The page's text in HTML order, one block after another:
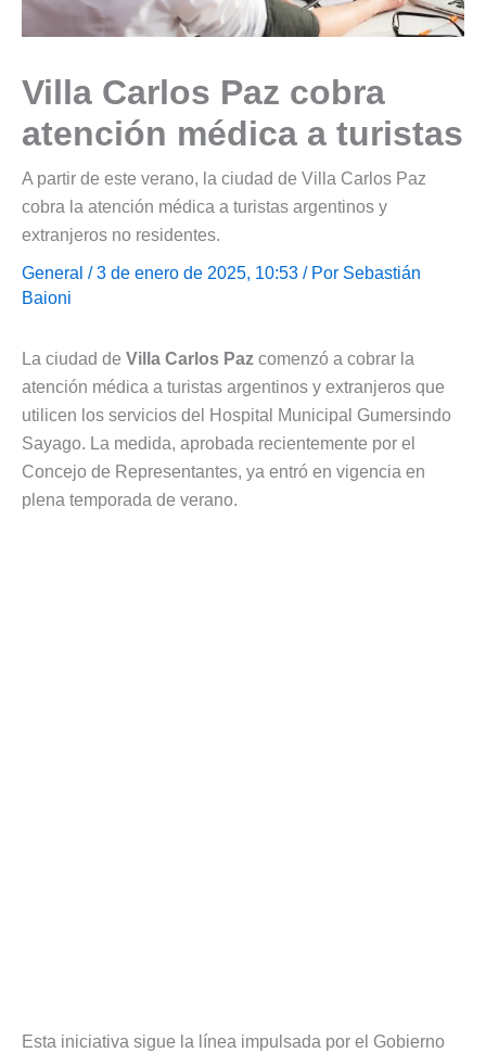
Villa Carlos Paz cobra
atención médica a turistas
A partir de este verano, la ciudad de Villa Carlos Paz
cobra la atención médica a turistas argentinos y
extranjeros no residentes.
General / 3 de enero de 2025, 10:53 / Por Sebastián
Baioni
La ciudad de Villa Carlos Paz comenzó a cobrar la
atención médica a turistas argentinos y extranjeros que
utilicen los servicios del Hospital Municipal Gumersindo
Sayago. La medida, aprobada recientemente por el
Concejo de Representantes, ya entró en vigencia en
plena temporada de verano.
Esta iniciativa sigue la línea impulsada por el Gobierno